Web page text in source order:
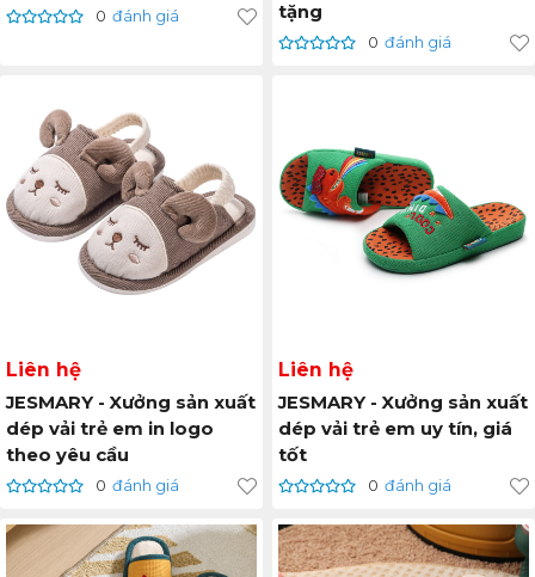
0 đánh giá
tặng
0 đánh giá
Liên hệ
JESMARY - Xưởng sản xuất
dép vải trẻ em in logo
theo yêu cầu
0 đánh giá
Liên hệ
JESMARY - Xưởng sản xuất
dép vải trẻ em uy tín, giá
tốt
0 đánh giá